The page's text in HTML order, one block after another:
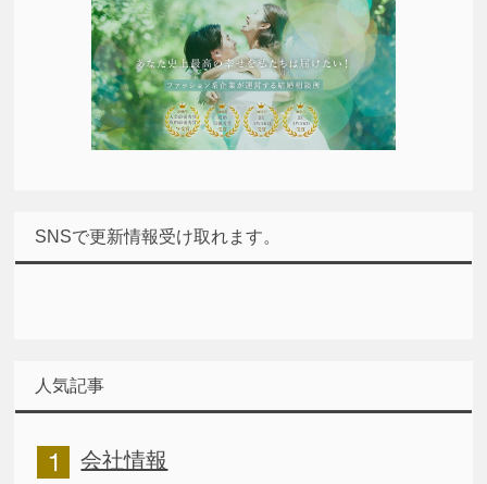
SNSで更新情報受け取れます。
人気記事
会社情報